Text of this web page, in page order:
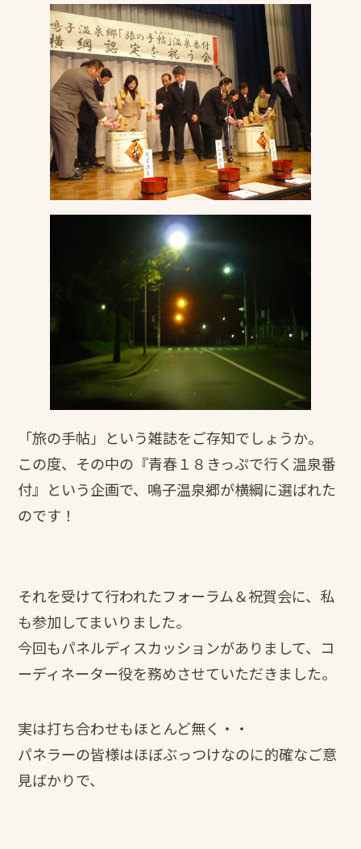
「旅の手帖」という雑誌をご存知でしょうか。
この度、その中の『青春１８きっぷで行く温泉番
付』という企画で、鳴子温泉郷が横綱に選ばれた
のです！
それを受けて行われたフォーラム＆祝賀会に、私
も参加してまいりました。
今回もパネルディスカッションがありまして、コ
ーディネーター役を務めさせていただきました。
実は打ち合わせもほとんど無く・・
パネラーの皆様はほぼぶっつけなのに的確なご意
見ばかりで、